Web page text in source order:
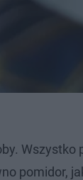
Wszystko
pomidor,